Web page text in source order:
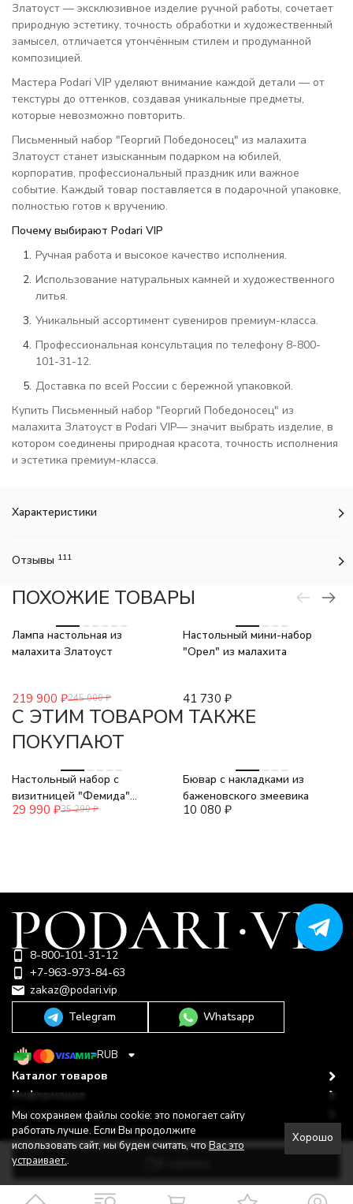
Златоуст — эксклюзивное изделие ручной работы, сочетает
природную эстетику, точность обработки и художественный
замысел, отличается утончённым стилем и продуманной
композицией.
Мастера Podari VIP уделяют внимание каждой детали — от
текстуры до оттенков, создавая уникальные предметы,
которые невозможно повторить.
Письменный набор "Георгий Победоносец" из малахита
Златоуст станет изысканным подарком на юбилей,
корпоратив, профессиональный праздник или важное
событие. Каждый товар поставляется в подарочной упаковке,
полностью готов к вручению.
Почему выбирают Podari VIP
Ручная работа и высокое качество исполнения.
Использование натуральных камней и художественного
литья.
Уникальный ассортимент сувениров премиум-класса.
Профессиональная консультация по телефону 8-800-
101-31-12.
Доставка по всей России с бережной упаковкой.
Купить Письменный набор "Георгий Победоносец" из
малахита Златоуст в Podari VIP— значит выбрать изделие, в
котором соединены природная красота, точность исполнения
и эстетика премиум-класса.
Характеристики
Отзывы 111
ПОХОЖИЕ ТОВАРЫ
Лампа настольная из
малахита Златоуст
219 900 ₽245 000 ₽
Настольный мини-набор
"Орел" из малахита
41 730 ₽
C ЭТИМ ТОВАРОМ ТАКЖЕ
ПОКУПАЮТ
Настольный набор с
визитницей "Фемида"
змеевик
29 990 ₽35 290 ₽
Бювар с накладками из
баженовского змеевика
10 080 ₽
8-800-101-31-12
+7-963-973-84-63
zakaz@podari.vip
Telegram
Whatsapp
RUB
Каталог товаров
Информация
Покупателю
Политика персональных данных
© 2009-2026 ООО "Подари"
Разработано в bodysite.ru
Мы сохраняем файлы cookie: это помогает сайту
работать лучше. Если Вы продолжите
использовать сайт, мы будем считать, что Вас это
устраивает..
Хорошо